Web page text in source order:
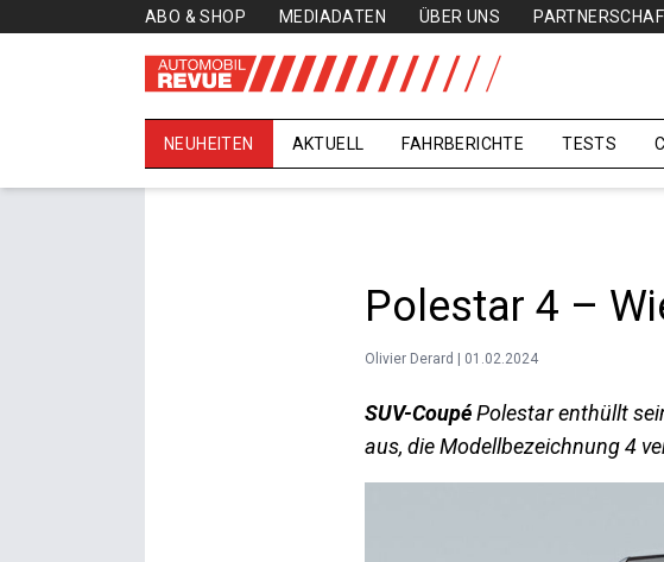
ABO & SHOP MEDIADATEN ÜBER UNS
NEUHEITEN AKTUELL FAHRBERICHTE TESTS
Polestar 4 –
Olivier Derard | 01.02.2024
SUV-CoupéPolestar ­enthüllt
aus, die Modellbezeichnung 4